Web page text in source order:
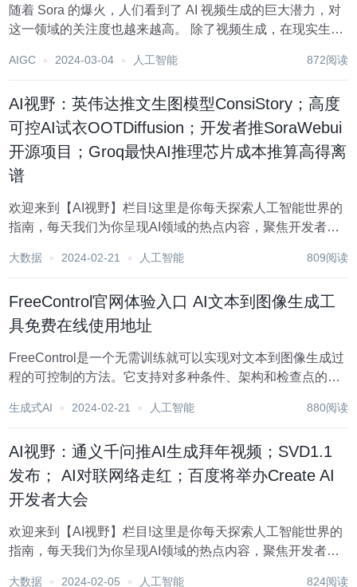
随着 Sora 的爆火，人们看到了 AI 视频生成的巨大潜力，对
这一领域的关注度也越来越高。 除了视频生成，在现实生活
景更为广泛。以往的视频编辑方法往往局限于「外观」层面
AIGC 2024-03-04 人工智能 872阅读
AI视野：英伟达推文生图模型ConsiStory；高度
可控AI试衣OOTDiffusion；开发者推SoraWebui
开源项目；Groq最快AI推理芯片成本推算高得离
谱
欢迎来到【AI视野】栏目!这里是你每天探索人工智能世界的
指南，每天我们为你呈现AI领域的热点内容，聚焦开发者，
了解：https://top.aibase.com/ ???AI应用 英伟达推出免训
大数据 2024-02-21 人工智能 809阅读
FreeControl官网体验入口 AI文本到图像生成工
具免费在线使用地址
FreeControl是一个无需训练就可以实现对文本到图像生成过
程的可控制的方法。它支持对多种条件、架构和检查点的同
齐，通过外观指导实现使用相同种子的生成图像之间的外观
生成式AI 2024-02-21 人工智能 880阅读
AI视野：通义千问推AI生成拜年视频；SVD1.1
发布； AI对联网络走红；百度将举办Create AI
开发者大会
欢迎来到【AI视野】栏目!这里是你每天探索人工智能世界的
指南，每天我们为你呈现AI领域的热点内容，聚焦开发者，
大数据 2024-02-05 人工智能 824阅读